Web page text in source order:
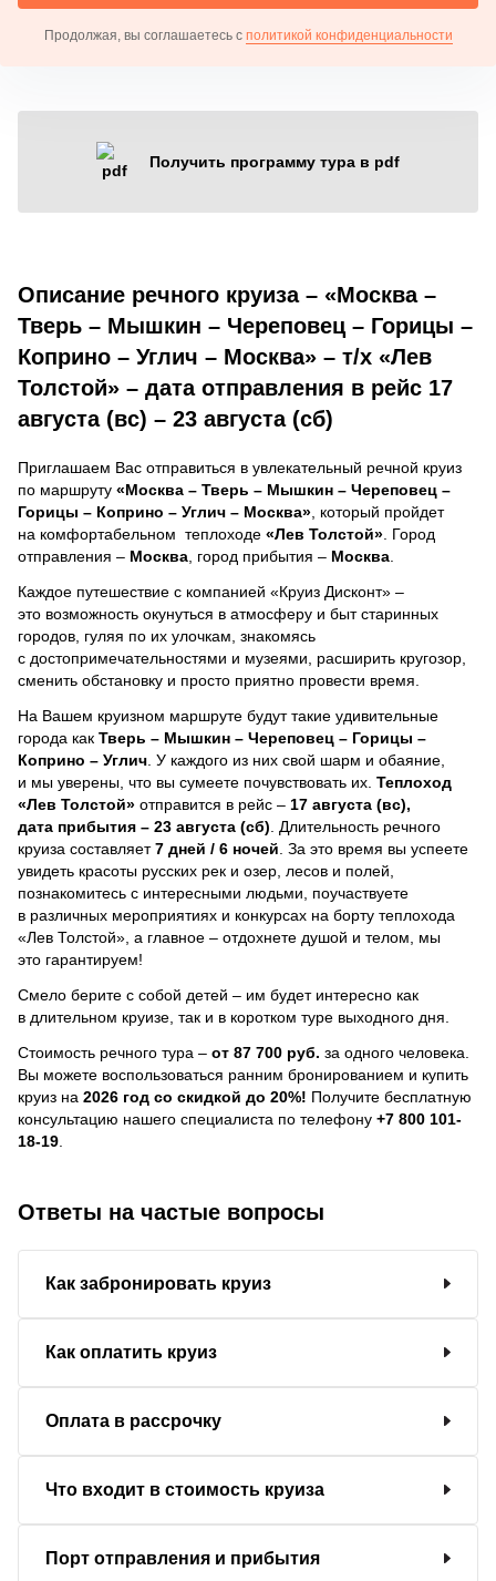
Продолжая, вы соглашаетесь с политикой конфиденциальности
Получить программу тура в pdf
Описание речного круиза – «Москва –
Тверь – Мышкин – Череповец – Горицы –
Коприно – Углич – Москва» – т/х «Лев
Толстой» – дата отправления в рейс 17
августа (вс) – 23 августа (сб)
Приглашаем Вас отправиться в увлекательный речной круиз
по маршруту «Москва – Тверь – Мышкин – Череповец –
Горицы – Коприно – Углич – Москва» , который пройдет
на комфортабельном теплоходе «Лев Толстой» . Город
отправления – Москва , город прибытия – Москва
Каждое путешествие с компанией «Круиз Дисконт» –
это возможность окунуться в атмосферу и быт старинных
городов, гуляя по их улочкам, знакомясь
с достопримечательностями и музеями, расширить кругозор,
сменить обстановку и просто приятно провести время.
На Вашем круизном маршруте будут такие удивительные
города как Тверь – Мышкин – Череповец – Горицы –
Коприно – Углич . У каждого из них свой шарм и обаяние,
и мы уверены, что вы сумеете почувствовать их. Теплоход
«Лев Толстой» отправится в рейс – 17 августа (вс),
дата прибытия – 23 августа (сб) . Длительность речного
круиза составляет7 дней / 6 ночей За это время вы успеете
увидеть красоты русских рек и озер, лесов и полей,
познакомитесь с интересными людьми, поучаствуете
в различных мероприятиях и конкурсах на борту теплохода
«Лев Толстой», а главное – отдохнете душой и телом, мы
это гарантируем!
Смело берите с собой детей – им будет интересно как
в длительном круизе, так и в коротком туре выходного дня.
Стоимость речного тура – от 87 700 руб. за одного человека.
Вы можете воспользоваться ранним бронированием и купить
круиз на 2026 год со скидкой до 20%! Получите бесплатную
консультацию нашего специалиста по телефону +7 800 101-
18-19
Ответы на частые вопросы
Как забронировать круиз
Как оплатить круиз
Оплата в рассрочку
Что входит в стоимость круиза
Порт отправления и прибытия